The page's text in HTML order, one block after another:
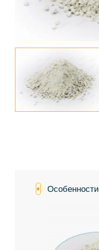
Особенности